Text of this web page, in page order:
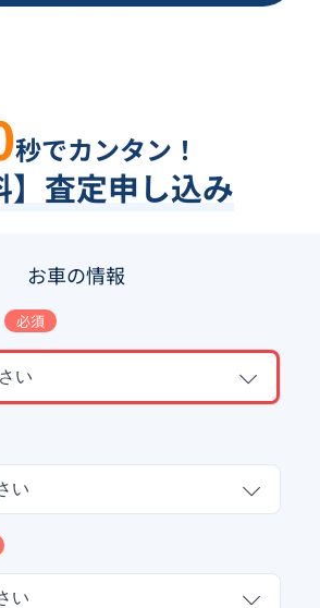
秒でカンタン！
】査定申し込み
お車の情報
必須
い
い
い